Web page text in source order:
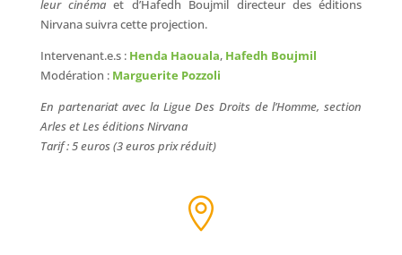
leur cinéma et d’Hafedh Boujmil directeur des éditions
Nirvana suivra cette projection.
Intervenant.e.s : Henda Haouala, Hafedh Boujmil
Modération : Marguerite Pozzoli
En partenariat avec la Ligue Des Droits de l’Homme, section
Arles et Les éditions Nirvana
Tarif : 5 euros (3 euros prix réduit)
